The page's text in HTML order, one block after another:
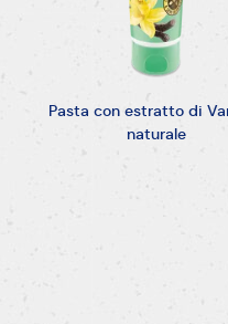
Pasta con estratto di
naturale